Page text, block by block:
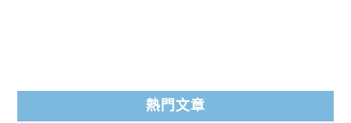
熱門文章